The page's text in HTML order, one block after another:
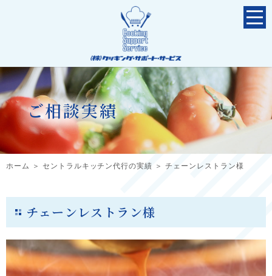
ご相談実績
ホーム ＞ セントラルキッチン代行の実績 ＞ チェーンレストラン様
チェーンレストラン様